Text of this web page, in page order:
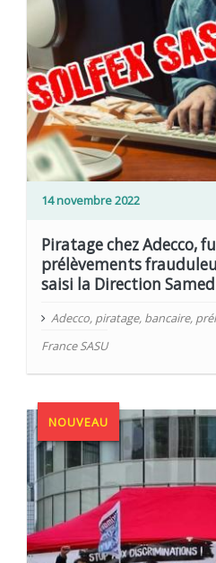
14 novembre 2022
Piratage chez Adecco,
prélèvements
saisi la Direction
Adecco, piratage, bancaire,
France SASU
NOUVEAU